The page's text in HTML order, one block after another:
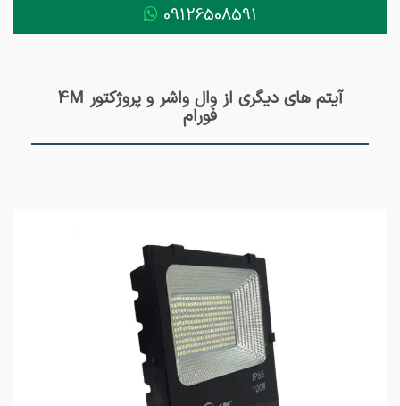
09126508591
آیتم های دیگری از وال واشر و پروژکتور 4M
فورام